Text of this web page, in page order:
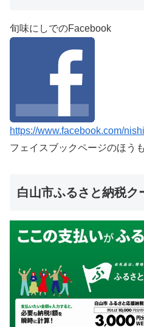
旬味にしでのFacebook
https://www.facebook.com/
フェイスブックページのほう
白山市ふるさと納税ク